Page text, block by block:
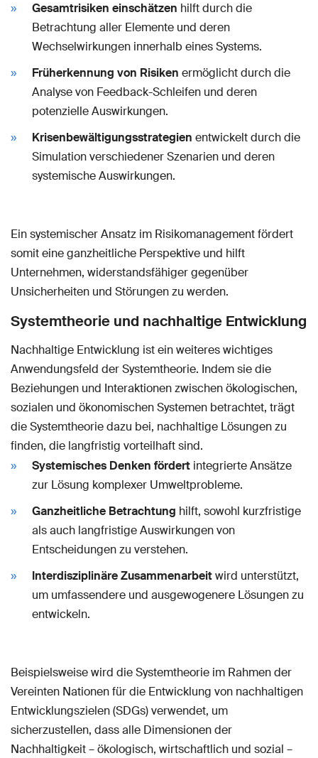
Gesamtrisiken einschätzen hilft durch die
Betrachtung aller Elemente und deren
Wechselwirkungen innerhalb eines Systems.
Früherkennung von Risiken ermöglicht durch die
Analyse von Feedback-Schleifen und deren
potenzielle Auswirkungen.
Krisenbewältigungsstrategien entwickelt durch die
Simulation verschiedener Szenarien und deren
systemische Auswirkungen.
Ein systemischer Ansatz im Risikomanagement fördert
somit eine ganzheitliche Perspektive und hilft
Unternehmen, widerstandsfähiger gegenüber
Unsicherheiten und Störungen zu werden.
Systemtheorie und nachhaltige Entwicklung
Nachhaltige Entwicklung ist ein weiteres wichtiges
Anwendungsfeld der Systemtheorie. Indem sie die
Beziehungen und Interaktionen zwischen ökologischen,
sozialen und ökonomischen Systemen betrachtet, trägt
die Systemtheorie dazu bei, nachhaltige Lösungen zu
finden, die langfristig vorteilhaft sind.
Systemisches Denken fördert integrierte Ansätze
zur Lösung komplexer Umweltprobleme.
Ganzheitliche Betrachtung hilft, sowohl kurzfristige
als auch langfristige Auswirkungen von
Entscheidungen zu verstehen.
Interdisziplinäre Zusammenarbeitwird unterstützt,
um umfassendere und ausgewogenere Lösungen zu
entwickeln.
Beispielsweise wird die Systemtheorie im Rahmen der
Vereinten Nationen für die Entwicklung von nachhaltigen
Entwicklungszielen (SDGs) verwendet, um
sicherzustellen, dass alle Dimensionen der
Nachhaltigkeit – ökologisch, wirtschaftlich und sozial –